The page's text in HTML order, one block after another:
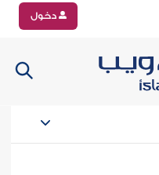
دخول